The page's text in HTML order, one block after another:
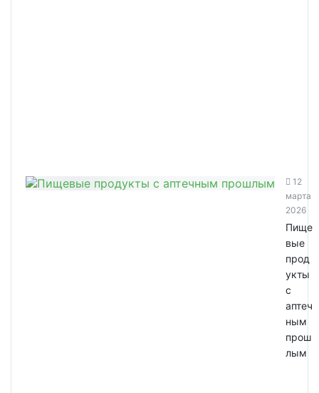
12
марта
2026
Пище
вые
прод
укты
с
аптеч
ным
прош
лым